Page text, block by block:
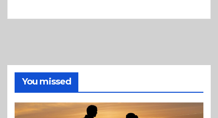
richtige
Entscheidung
You missed